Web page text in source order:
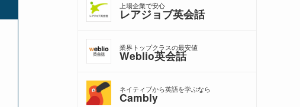
上場企業で安心
レアジョブ英会話
業界トップクラスの最安値
Weblio英会話
ネイティブから英語を学ぶなら
Cambly